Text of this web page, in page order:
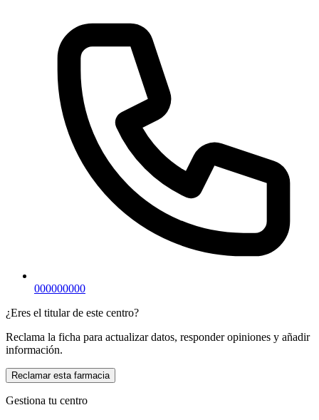
000000000
¿Eres el titular de este centro?
Reclama la ficha para actualizar datos, responder opiniones y añadir
información.
Reclamar esta farmacia
Gestiona tu centro